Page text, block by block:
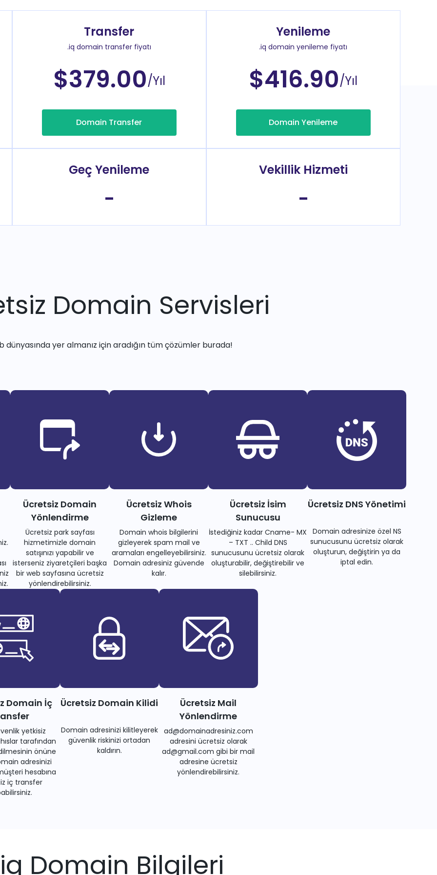
Transfer
.iq domain transfer fiyatı
$379.00/Yıl
Domain Transfer
Yenileme
.iq domain yenileme fiyatı
$416.90/Yıl
Domain Yenileme
Geç Yenileme
-
Vekillik Hizmeti
-
Domain Servisleri
dünyasında yer almanız için aradığın tüm çözümler burada!
Ücretsiz Domain
Yönlendirme
Ücretsiz park sayfası
hizmetimizle domain
satışınızı yapabilir ve
isterseniz ziyaretçileri başka
bir web sayfasına ücretsiz
yönlendirebilirsiniz.
Ücretsiz Whois
Gizleme
Domain whois bilgilerini
gizleyerek spam mail ve
aramaları engelleyebilirsiniz.
Domain adresiniz güvende
kalır.
Ücretsiz İsim
Sunucusu
İstediğiniz kadar Cname- MX
– TXT .. Child DNS
sunucusunu ücretsiz olarak
oluşturabilir, değiştirebilir ve
silebilirsiniz.
Ücretsiz DNS Yönetimi
Domain adresinize özel NS
sunucusunu ücretsiz olarak
oluşturun, değiştirin ya da
iptal edin.
Domain İç
yetkisiz
tarafından
önüne
adresinizi
hesabına
iç transfer
Ücretsiz Domain Kilidi
Domain adresinizi kilitleyerek
güvenlik riskinizi ortadan
kaldırın.
Ücretsiz Mail
Yönlendirme
ad@domainadresiniz.com
adresini ücretsiz olarak
ad@gmail.com gibi bir mail
adresine ücretsiz
yönlendirebilirsiniz.
Domain Bilgileri